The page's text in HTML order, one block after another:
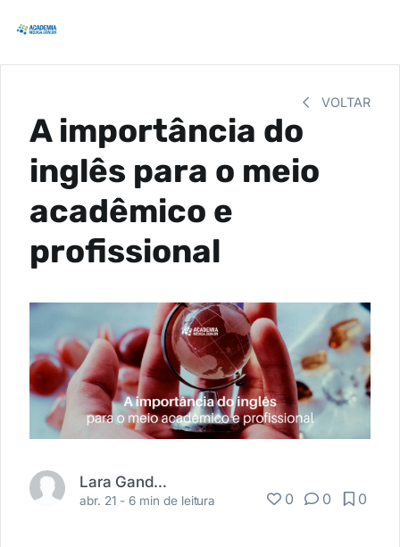
VOLTAR
A importância do
inglês para o meio
acadêmico e
profissional
Lara Gandolfo
abr. 21 -6 min de leitura 0 0 0